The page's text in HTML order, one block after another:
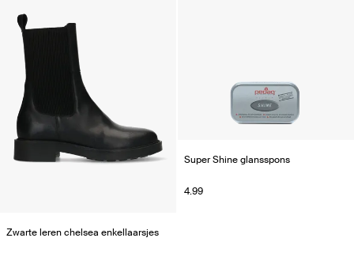
Zwarte leren chelsea enkellaarsjes
Super Shine glansspons
4.99